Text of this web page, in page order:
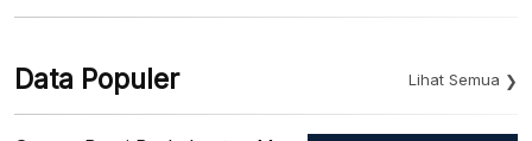
Data Populer Lihat Semua